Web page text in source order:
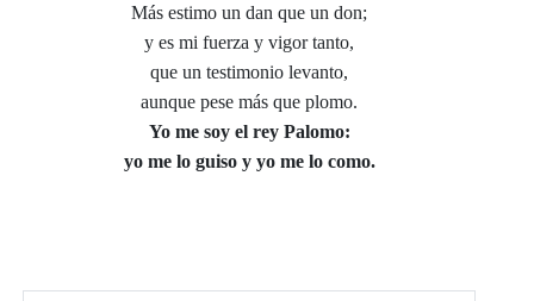
Más estimo un dan que un don;
y es mi fuerza y vigor tanto,
que un testimonio levanto,
aunque pese más que plomo.
Yo me soy el rey Palomo:
yo me lo guiso y yo me lo como.